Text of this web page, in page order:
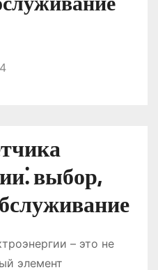
выбор,
– это не
элемент